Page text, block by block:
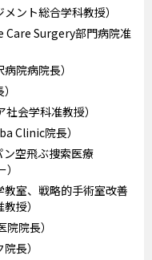
ント総合学科教授）
Care Surgery部門病院准
院病院長）
会学科准教授）
Clinic院長）
空飛ぶ捜索医療
室、戦略的手術室改善
授）
院長）
長）